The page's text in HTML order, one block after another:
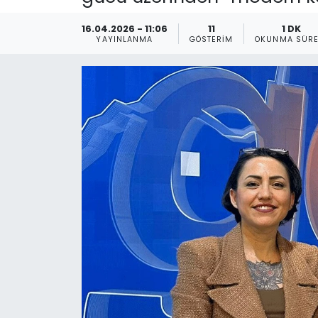
16.04.2026 - 11:06
YAYINLANMA
11
GÖSTERIM
1 DK
OKUNMA
Gündem
KKTC YEREL SEÇİM 2018
Kültür Sanat
Magazin
Nöbetçi Eczaneler